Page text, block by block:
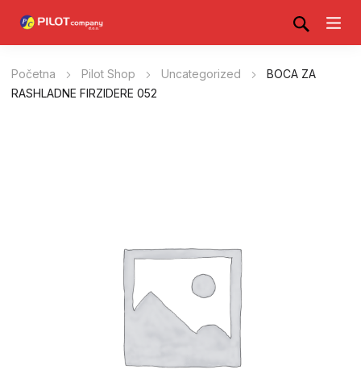
Početna Pilot Shop Uncategorized
BOCA ZA
RASHLADNE FIRZIDERE 052